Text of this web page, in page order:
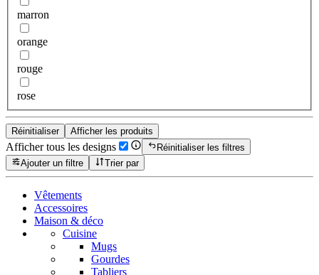
marron
orange
rouge
rose
Réinitialiser Afficher les produits
Afficher tous les designs
Réinitialiser les filtres
Ajouter un filtre
Trier par
Vêtements
Accessoires
Maison & déco
Cuisine
Mugs
Gourdes
Tabliers